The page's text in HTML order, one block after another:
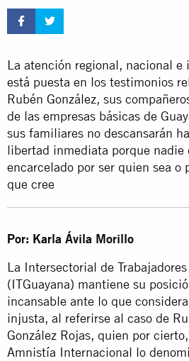
La atención regional, nacional e
está puesta en los testimonios
Rubén González, sus
de las empresas básicas de
sus familiares no descansarán
libertad inmediata porque nadie
encarcelado por ser quien sea o
que cree
Por: Karla Ávila Morillo
La Intersectorial de
(ITGuayana) mantiene su
incansable ante lo que
injusta, al referirse al caso de
González Rojas, quien por
Amnistía Internacional lo